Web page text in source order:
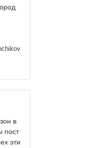
в
пост
эти